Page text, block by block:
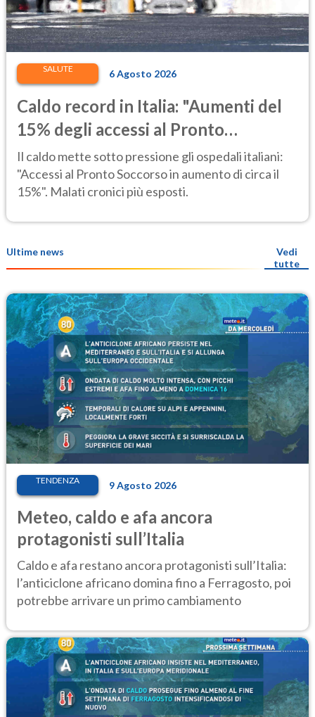
SALUTE 6 Agosto 2026
Caldo record in Italia: "Aumenti del
15% degli accessi al Pronto
Soccorso"
Il caldo mette sotto pressione gli ospedali italiani:
"Accessi al Pronto Soccorso in aumento di circa il
15%". Malati cronici più esposti.
Ultime news
Vedi
tutte
TENDENZA 9 Agosto 2026
Meteo, caldo e afa ancora
protagonisti sull’Italia
Caldo e afa restano ancora protagonisti sull’Italia:
l’anticiclone africano domina fino a Ferragosto, poi
potrebbe arrivare un primo cambiamento